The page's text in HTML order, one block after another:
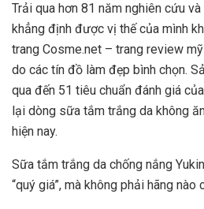
Trải qua hơn 81 năm nghiên cứu
khẳng định được vị thế của mình
trang Cosme.net – trang review
do các tín đồ làm đẹp bình chọn.
qua đến 51 tiêu chuẩn đánh giá
lại dòng sữa tắm trắng da không
hiện nay.
Sữa tắm trắng da chống nắng
“quý giá”, mà không phải hãng nào